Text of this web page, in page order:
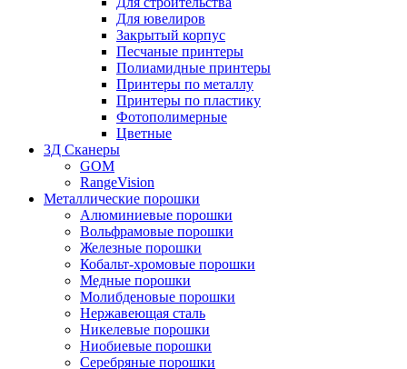
Для ювелиров
Закрытый корпус
Песчаные принтеры
Полиамидные принтеры
Принтеры по металлу
Принтеры по пластику
Фотополимерные
Цветные
3Д Сканеры
GOM
RangeVision
Металлические порошки
Алюминиевые порошки
Вольфрамовые порошки
Железные порошки
Кобальт-хромовые порошки
Медные порошки
Молибденовые порошки
Нержавеющая сталь
Никелевые порошки
Ниобиевые порошки
Серебряные порошки